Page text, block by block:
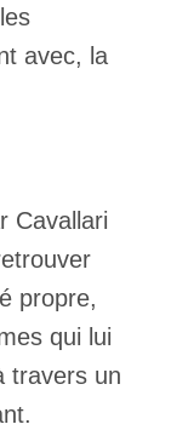
avec, la
Cavallari
propre,
qui lui
travers un